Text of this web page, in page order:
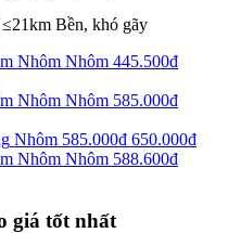
Bền, khó gãy
Nhôm Nhôm 445.500đ
Nhôm Nhôm 585.000đ
Nhôm 585.000đ 650.000đ
Nhôm Nhôm 588.600đ
giá tốt nhất